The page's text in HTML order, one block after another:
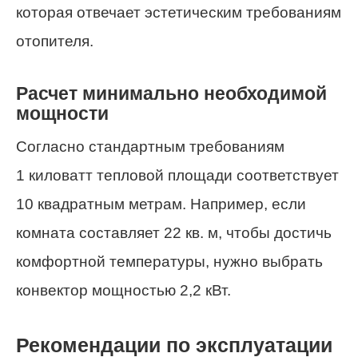
которая отвечает эстетическим требованиям
отопителя.
Расчет минимально необходимой
мощности
Согласно стандартным требованиям
1 киловатт тепловой площади соответствует
10 квадратным метрам. Например, если
комната составляет 22 кв. м, чтобы достичь
комфортной температуры, нужно выбрать
конвектор мощностью 2,2 кВт.
Рекомендации по эксплуатации